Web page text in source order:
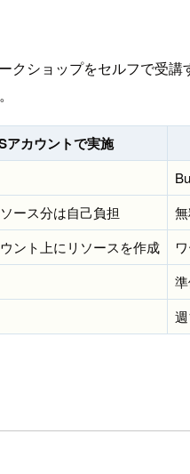
クショップをセルフで受
アカウントで実施
ース分は自己負担
ント上にリソースを作成